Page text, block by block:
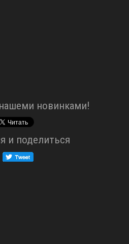
новинками!
и поделиться